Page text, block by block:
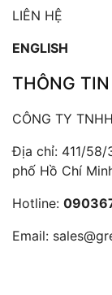
LIÊN HỆ
ENGLISH
THÔNG
CÔNG TY
Địa chỉ: 411/58/
phố Hồ Chí
Hotline:
Email: